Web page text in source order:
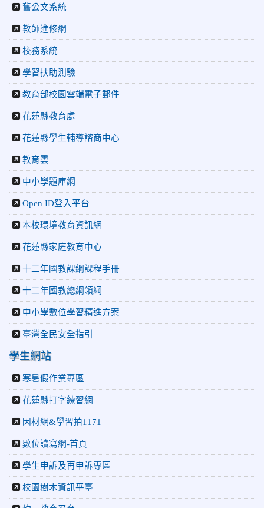
2026-07-22 花蓮新聞網：花蓮市中正國小跆拳道隊捷報連
連 三大賽事勇奪20金12銀6銅 展現深厚培訓實力
2026-07-22 更生新聞網：中正國小跆拳道隊金光閃閃全國少
生國際視野
2026-06-16 花蓮新聞網：【中正國小70週年校慶系列活動
「游藝飛揚」晚會登場】 師生家長齊聚一堂 共譜「時光樂
章．經典再現」
2026-06-16 更生新聞網：中正國小創校70週年「游藝飛揚」
才藝晚會登場
2026-06-10 教育廣播電台：揮別童年迎向青春 中正國小畢業
師生自製畢業歌曲
2026-06-10 教育廣播電台：尋覓歷史記憶 花蓮中正國小社團
體驗闖關探索歷史
2026-04-30 讓愛閃閃發光！中正國小「小老闆大市集」愛心
捐助光復國小
舊公文系統
教師進修網
校務系統
學習扶助測驗
教育部校園雲端電子郵件
花蓮縣教育處
花蓮縣學生輔導諮商中心
教育雲
中小學題庫網
Open ID登入平台
本校環境教育資訊網
花蓮縣家庭教育中心
十二年國教課綱課程手冊
十二年國教總綱領綱
中小學數位學習精進方案
臺灣全民安全指引
學生網站
寒暑假作業專區
花蓮縣打字練習網
因材網&學習拍1171
數位讀寫網-首頁
學生申訴及再申訴專區
校園樹木資訊平臺